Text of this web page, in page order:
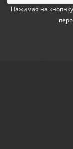
Нажимая на